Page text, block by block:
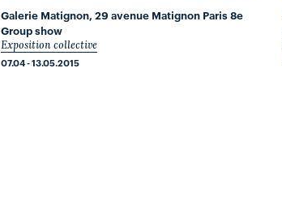
Galerie Matignon, 29 avenue Matignon Paris 8e
Group show
Exposition collective
07.04 - 13.05.2015